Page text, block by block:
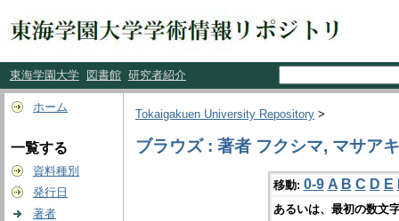
東海学園大学 図書館 研究者紹介
ホーム
一覧する
資料種別
発行日
著者
Tokaigakuen University Repository >
ブラウズ : 著者 フクシマ, マサアキ
移動: 0-9 A B C D E
あるいは、最初の数文